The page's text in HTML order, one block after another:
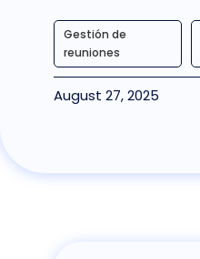
Gestión de
reuniones
August 27, 2025